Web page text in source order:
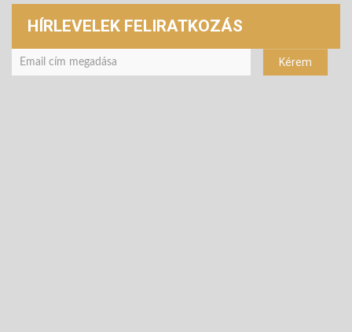
HÍRLEVELEK FELIRATKOZÁS